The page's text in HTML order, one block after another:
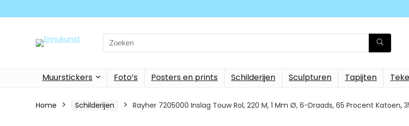
Search
for:
Muurstickers Foto’s Posters en prints Schilderijen Sculpturen Tapijten
Home Schilderijen Rayher 7205000 Inslag Touw Rol, 220 M, 1 Mm Ø, 6-Draads, 65 Procent Katoen,